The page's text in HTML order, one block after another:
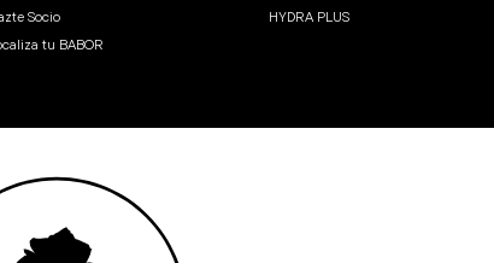
Socio
tu BABOR
HYDRA PLUS